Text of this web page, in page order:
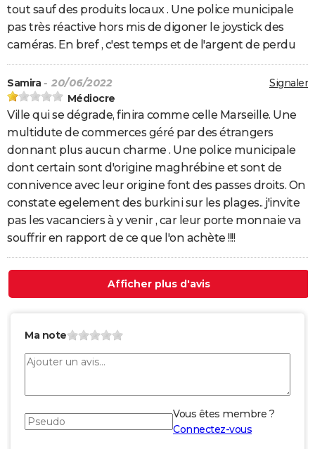
tout sauf des produits locaux . Une police municipale
pas très réactive hors mis de digoner le joystick des
caméras. En bref , c'est temps et de l'argent de perdu
Signaler
Samira - 20/06/2022
Médiocre
Ville qui se dégrade, finira comme celle Marseille. Une
multidute de commerces géré par des étrangers
donnant plus aucun charme . Une police municipale
dont certain sont d'origine maghrébine et sont de
connivence avec leur origine font des passes droits. On
constate egelement des burkini sur les plages.. j'invite
pas les vacanciers à y venir , car leur porte monnaie va
souffrir en rapport de ce que l'on achète !!!!
Afficher plus d'avis
Ma note
Vous êtes membre ?
Connectez-vous